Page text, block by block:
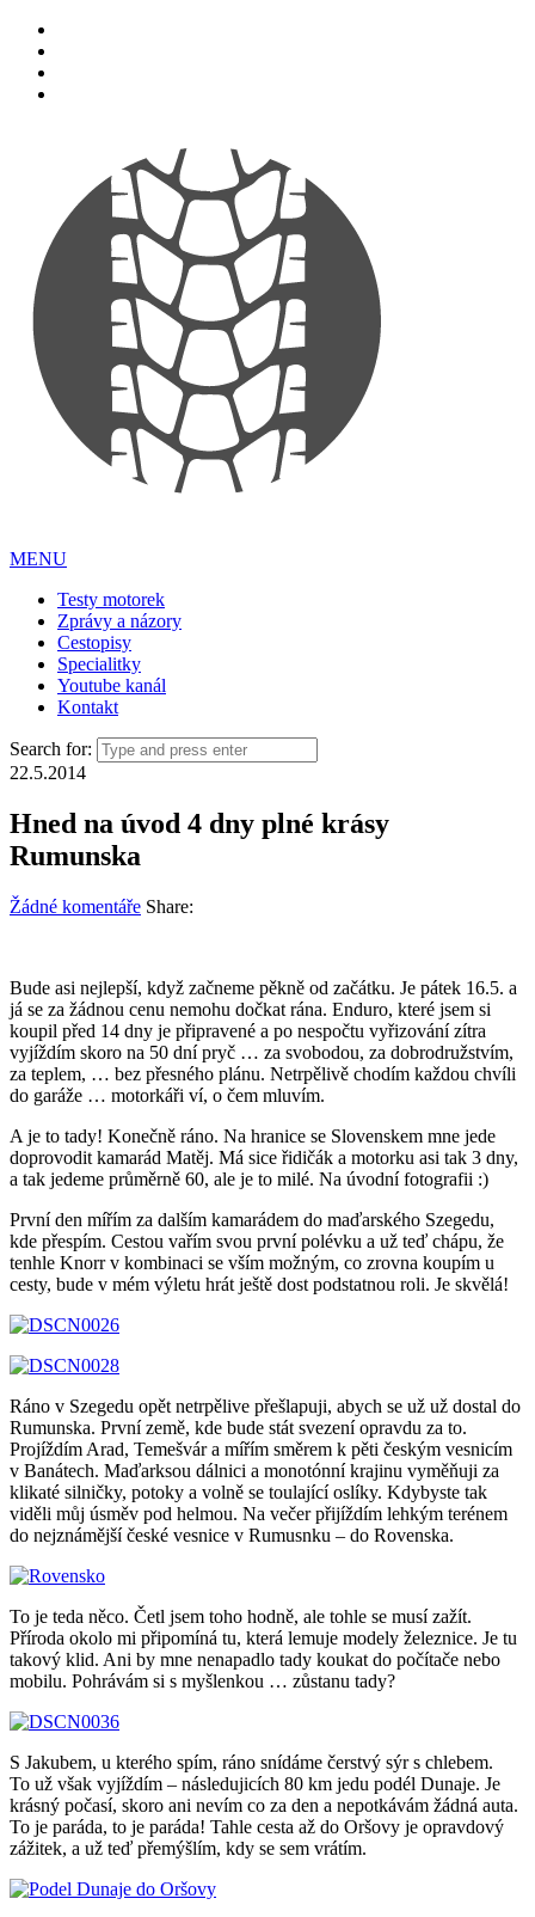
MENU
Testy motorek
Zprávy a názory
Cestopisy
Specialitky
Youtube kanál
Kontakt
Search for:
22.5.2014
Hned na úvod 4 dny plné krásy
Rumunska
Žádné komentáře Share:
Bude asi nejlepší, když začneme pěkně od začátku. Je pátek 16.5. a
já se za žádnou cenu nemohu dočkat rána. Enduro, které jsem si
koupil před 14 dny je připravené a po nespočtu vyřizování zítra
vyjíždím skoro na 50 dní pryč … za svobodou, za dobrodružstvím,
za teplem, … bez přesného plánu. Netrpělivě chodím každou chvíli
do garáže … motorkáři ví, o čem mluvím.
A je to tady! Konečně ráno. Na hranice se Slovenskem mne jede
doprovodit kamarád Matěj. Má sice řidičák a motorku asi tak 3 dny,
a tak jedeme průměrně 60, ale je to milé. Na úvodní fotografii :)
První den mířím za dalším kamarádem do maďarského Szegedu,
kde přespím. Cestou vařím svou první polévku a už teď chápu, že
tenhle Knorr v kombinaci se vším možným, co zrovna koupím u
cesty, bude v mém výletu hrát ještě dost podstatnou roli. Je skvělá!
Ráno v Szegedu opět netrpělive přešlapuji, abych se už už dostal do
Rumunska. První země, kde bude stát svezení opravdu za to.
Projíždím Arad, Temešvár a mířím směrem k pěti českým vesnicím
v Banátech. Maďarksou dálnici a monotónní krajinu vyměňuji za
klikaté silničky, potoky a volně se toulající oslíky. Kdybyste tak
viděli můj úsměv pod helmou. Na večer přijíždím lehkým terénem
do nejznámější české vesnice v Rumusnku – do Rovenska.
To je teda něco. Četl jsem toho hodně, ale tohle se musí zažít.
Příroda okolo mi připomíná tu, která lemuje modely železnice. Je tu
takový klid. Ani by mne nenapadlo tady koukat do počítače nebo
mobilu. Pohrávám si s myšlenkou … zůstanu tady?
S Jakubem, u kterého spím, ráno snídáme čerstvý sýr s chlebem.
To už však vyjíždím – následujicích 80 km jedu podél Dunaje. Je
krásný počasí, skoro ani nevím co za den a nepotkávám žádná auta.
To je paráda, to je paráda! Tahle cesta až do Oršovy je opravdový
zážitek, a už teď přemýšlím, kdy se sem vrátím.